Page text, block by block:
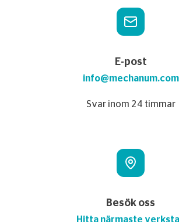
E-post
info@mechanum.com
Svar inom 24 timmar
Besök oss
Hitta närmaste